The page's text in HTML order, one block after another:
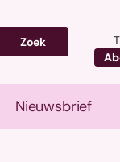
Zoek
Nieuwsbrief